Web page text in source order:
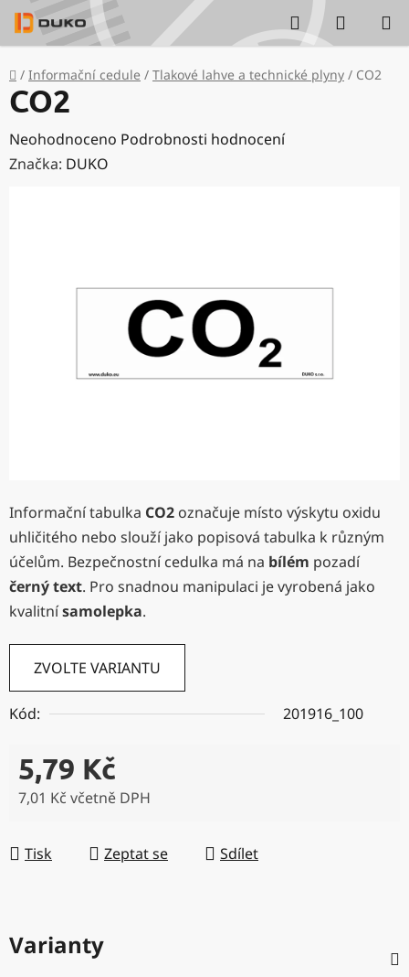
Přejít
na
obsah
Hledat
KOŠÍK
Domů
/ Informační cedule / Tlakové lahve a technické plyny / CO2
Informační tabulka CO2 označuje místo výskytu oxidu
uhličitého nebo slouží jako popisová tabulka k různým
účelům. Bezpečnostní cedulka má na bílém pozadí
černý text. Pro snadnou manipulaci je vyrobená jako
kvalitnísamolepka.
ZVOLTE VARIANTU
Kód: 201916_100
5,79 Kč
7,01 Kč včetně DPH
Tisk
Zeptat se Sdílet
CO2
Průměrné
hodnocení
Neohodnoceno Podrobnosti hodnocení
Značka: DUKO
Varianty